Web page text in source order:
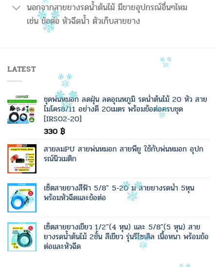
นอกจากสายยางรดน้ำต้นไม้ มีขายอุปกรณ์อื่นๆไหม
เช่น ข้อต่อ หัวฉีดน้ำ ตัวเก็บสายยาง
LATEST
ชุดพ่นหมอก ลดฝุ่น ลดอุณหภูมิ รดน้ำต้นไม้ 20 หัว สาย
ไมโคร8/11 อย่างดี 20เมตร พร้อมข้อต่อครบชุด
[IRS02-20]
330 ฿
สายลมPU สายพ่นหมอก สายพียู ใช้กับพ่นหมอก อุปก
รณ์นิวเมติก
เซ็ตสายยางสีฟ้า 5/8" 5-20 ม สายยางรดน้ำ 5หุน
พร้อมหัวฉีดและข้อต่อ
เซ็ตสายยางเขียว 1/2"(4 หุน) และ 5/8"(5 หุน) สาย
ยางรดน้ำต้นไม้ 2ชั้น สีเขียว รุ่นรีไซเคิล เนื้อหนา พร้อมข้อ
ต่อและหัวฉีด